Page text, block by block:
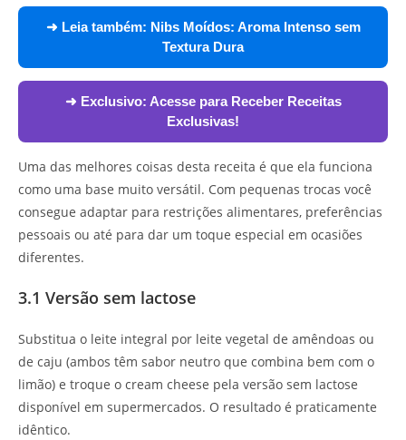
➜ Leia também: Nibs Moídos: Aroma Intenso sem
Textura Dura
➜ Exclusivo: Acesse para Receber Receitas
Exclusivas!
Uma das melhores coisas desta receita é que ela funciona
como uma base muito versátil. Com pequenas trocas você
consegue adaptar para restrições alimentares, preferências
pessoais ou até para dar um toque especial em ocasiões
diferentes.
3.1 Versão sem lactose
Substitua o leite integral por leite vegetal de amêndoas ou
de caju (ambos têm sabor neutro que combina bem com o
limão) e troque o cream cheese pela versão sem lactose
disponível em supermercados. O resultado é praticamente
idêntico.